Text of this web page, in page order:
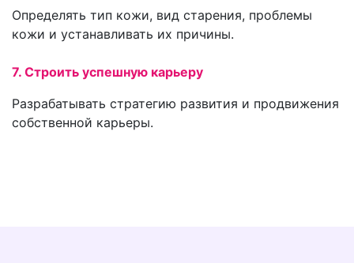
Определять тип кожи, вид старения, проблемы
кожи и устанавливать их причины.
7. Строить успешную карьеру
Разрабатывать стратегию развития и продвижения
собственной карьеры.